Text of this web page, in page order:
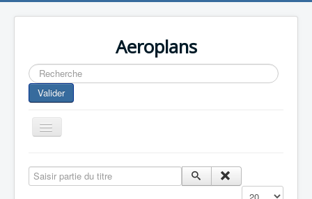
Aeroplans
Rechercher
Valider
Toggle
Navigation
Aviation Commerciale
Saisir partie du titre
Affichage #